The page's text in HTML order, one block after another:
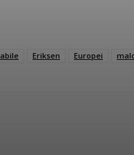
Eriksen Europei